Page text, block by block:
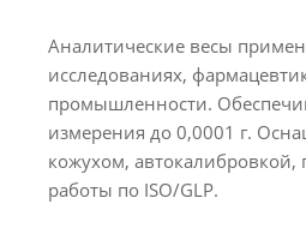
Аналитические весы
исследованиях,
промышленности.
измерения до 0,0001 г.
кожухом,
работы по ISO/GLP.